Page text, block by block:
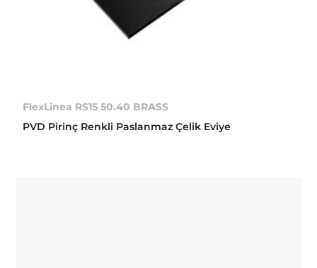
FlexLinea RS15 50.40 BRASS
PVD Pirinç Renkli Paslanmaz Çelik Eviye